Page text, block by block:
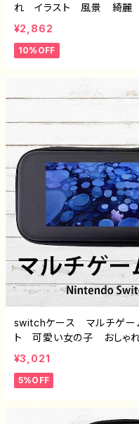
れ イラスト 風景 綺
モい かっこいい ノスタル
ース カバー 個性的 お
ストレーター クリエイタ
¥2,862
10%OFF
switchケース マルチゲー
ト 可愛い女の子 おし
綺麗 美しい 景色 くま
カバー 個性的 おすすめ
ーター クリエイター 絵
¥3,021
5%OFF